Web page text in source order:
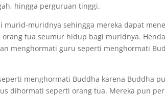
hingga perguruan tinggi.
murid-muridnya sehingga mereka dapat
orang tua seumur hidup bagi muridnya.
menghormati guru seperti menghormati
menghormati Buddha karena Buddha
dihormati seperti orang tua. Mereka pun